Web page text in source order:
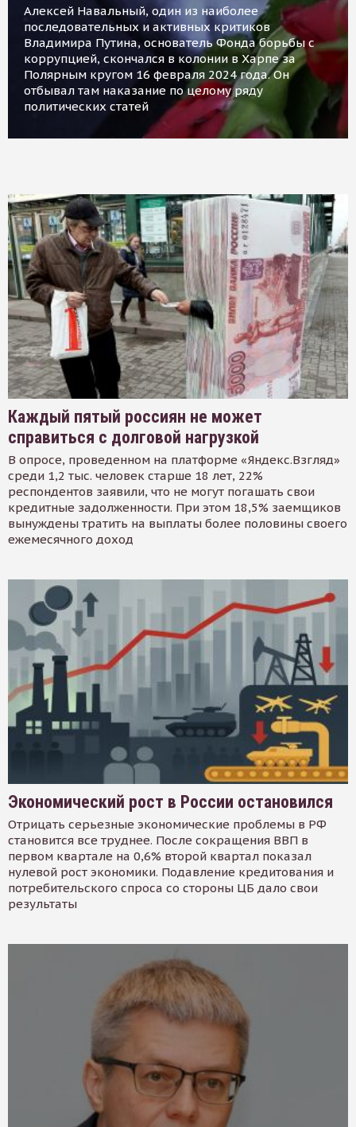
Алексей Навальный, один из наиболее
последовательных и активных критиков
Владимира Путина, основатель Фонда борьбы с
коррупцией, скончался в колонии в Харпе за
Полярным кругом 16 февраля 2024 года. Он
отбывал там наказание по целому ряду
политических статей
Каждый пятый россиян не может
справиться с долговой нагрузкой
В опросе, проведенном на платформе «Яндекс.Взгляд»
среди 1,2 тыс. человек старше 18 лет, 22%
респондентов заявили, что не могут погашать свои
кредитные задолженности. При этом 18,5% заемщиков
вынуждены тратить на выплаты более половины своего
ежемесячного доход
Экономический рост в России остановился
Отрицать серьезные экономические проблемы в РФ
становится все труднее. После сокращения ВВП в
первом квартале на 0,6% второй квартал показал
нулевой рост экономики. Подавление кредитования и
потребительского спроса со стороны ЦБ дало свои
результаты